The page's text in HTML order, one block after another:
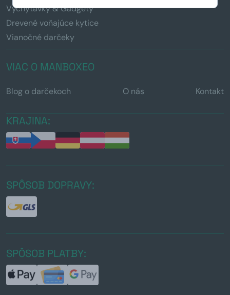
Vychytávky & Gadgety
Drevené voňajúce kytice
Vianočné darčeky
VIAC O MANBOXEO
Blog o darčekoch O nás Kontakt
KRAJINA:
SPÔSOB DOPRAVY:
SPÔSOB PLATBY: